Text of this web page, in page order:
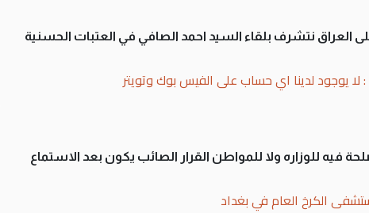
العراق نتشرف بلقاء السيد احمد الصافي في العتبات الحسنية
يوجود لدينا اي حساب على الفيس بوك وتويتر
فيه للوزاره ولا للمواطن القرار الصائب يكون بعد الاستماع
الكرخ العام في بغداد